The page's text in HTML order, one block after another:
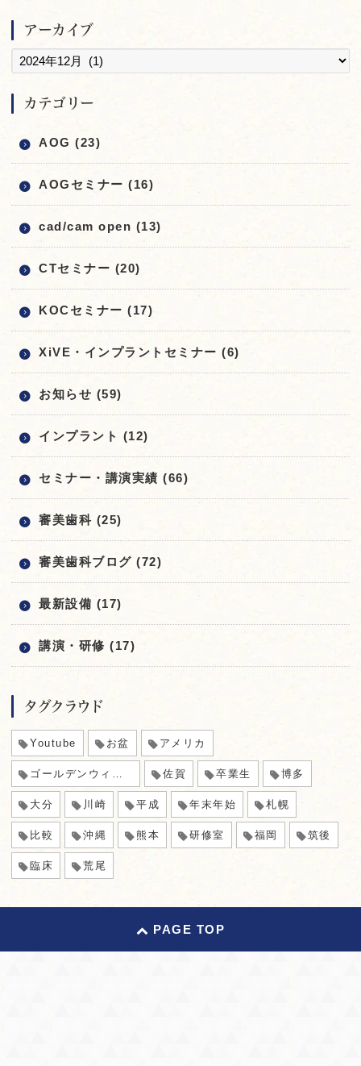
アーカイブ
カテゴリー
AOG (23)
AOGセミナー (16)
cad/cam open (13)
CTセミナー (20)
KOCセミナー (17)
XiVE・インプラントセミナー (6)
お知らせ (59)
インプラント (12)
セミナー・講演実績 (66)
審美歯科 (25)
審美歯科ブログ (72)
最新設備 (17)
講演・研修 (17)
タグクラウド
Youtube お盆 アメリカ
ゴールデンウィーク 佐賀 卒業生 博多
大分 川崎 平成 年末年始 札幌
比較 沖縄 熊本 研修室 福岡 筑後
臨床 荒尾
PAGE TOP